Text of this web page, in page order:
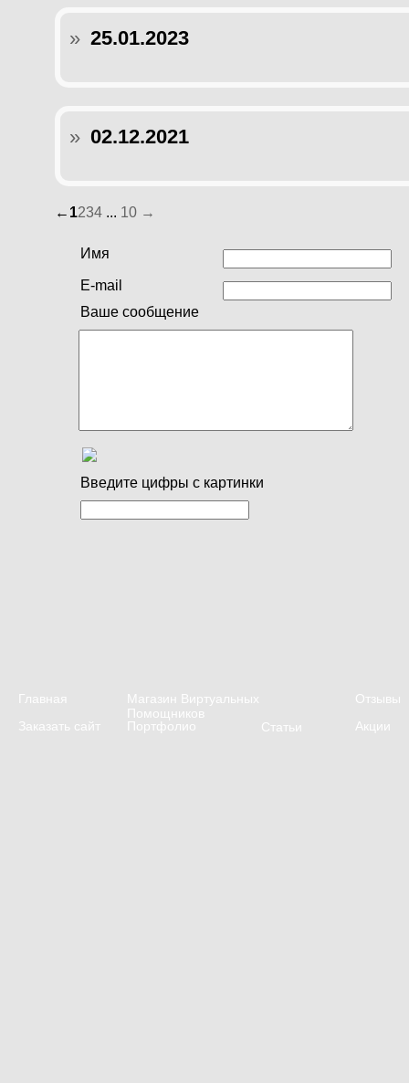
» 25.01.2023
» 02.12.2021
← 1234 ... 10 →
Имя
E-mail
Ваше сообщение
Введите цифры с картинки
Главная
Магазин Виртуальных
Помощников
Отзывы
Заказать сайт
Портфолио Акции
Статьи